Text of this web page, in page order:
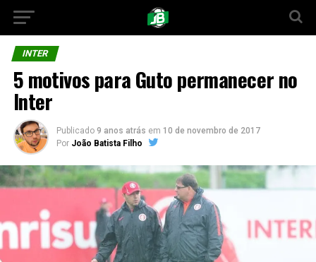
INTER
5 motivos para Guto permanecer no
Inter
Publicado 9 anos atrás em 10 de novembro de 2017
Por João Batista Filho